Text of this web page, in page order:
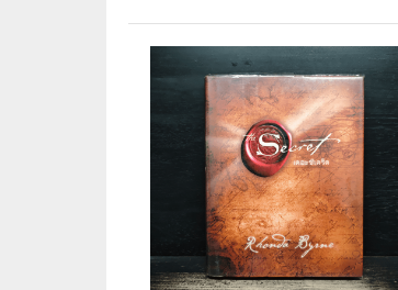
🏮 นิยายจีน
🌞 นิยายแจ่มใส
❤️ รัก โรแมนติก
❤️‍🔥❤️‍🔥 นิยายรัก ราคาถูกสุด
💀 ผี สยองขวัญ ระทึกขวัญ
🎭 ดราม่า ชีวิต